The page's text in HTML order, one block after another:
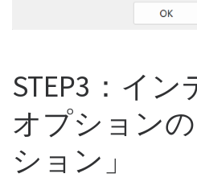
STEP3：イ
オプション
ション」